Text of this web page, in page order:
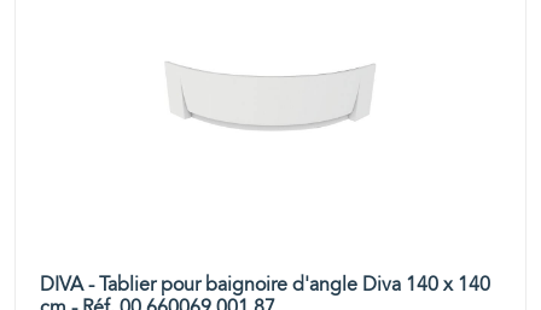
DIVA - Tablier pour baignoire d'angle Diva 140 x 140